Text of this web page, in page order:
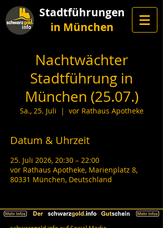
Stadtführungen
in München
Nachtwächter
Stadtführung in
München (25.07.)
Sa., 25. Juli
  |
vor Rathaus Apotheke
Datum & Uhrzeit
25. Juli 2026, 20:30 – 22:00
vor Rathaus Apotheke, Marienplatz 8,
80331 München, Deutschland